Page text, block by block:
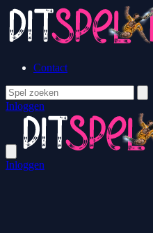
Contact
Inloggen
Inloggen